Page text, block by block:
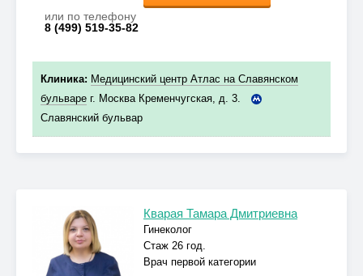
или по телефону
8 (499) 519-35-82
Клиника: Медицинский центр Атлас на Славянском
бульваре г. Москва Кременчугская, д. 3.
Славянский бульвар
Кварая Тамара Дмитриевна
Гинеколог
Стаж 26 год.
Врач первой категории